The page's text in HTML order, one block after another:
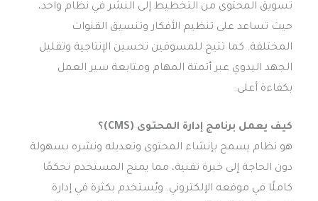
تسويق المحتوى من التخطيط إلى النشر في نظام واحد،
حيث تساعد على تنظيم الأفكار وتنسيق القنوات
المختلفة. كما تتيح للمسوقين تحسين الإنتاجية وتقليل
الجهد اليدوي عبر أتمتة المهام ومتابعة سير العمل
بكفاءة أعلى.
كيف يعمل برنامج إدارة المحتوى (CMS)؟
هو نظام يسمح بإنشاء المحتوى وتعديله ونشره بسهولة
دون الحاجة إلى خبرة تقنية، مما يمنح المستخدم تحكمًا
كاملًا في موقعه الإلكتروني. ويُستخدم بكثرة في إدارة